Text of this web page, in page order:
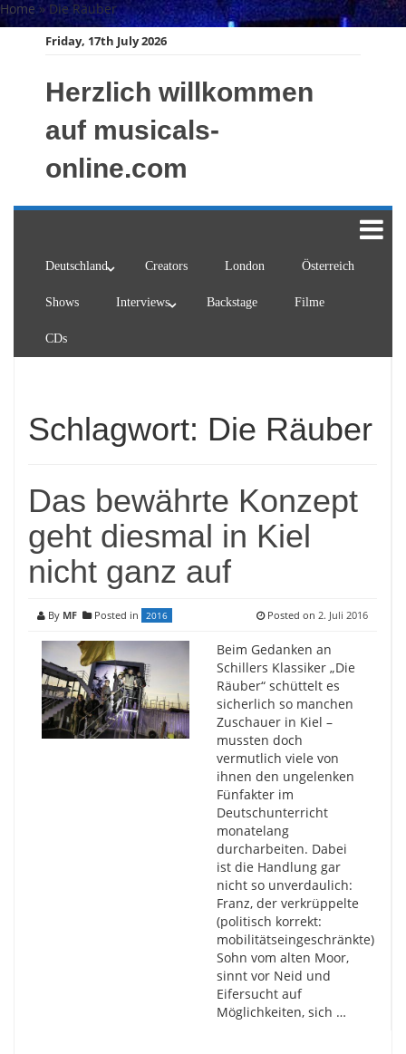
Skip
to
Home» Die Räuber
Friday, 17th July 2026
Herzlich willkommen
auf musicals-
online.com
Deutschland Creators London Österreich
Shows Interviews Backstage Filme
CDs
Schlagwort: Die Räuber
Das bewährte Konzept
geht diesmal in Kiel
nicht ganz auf
By MF Posted in 2016 Posted on 2. Juli 2016
Beim Gedanken an
Schillers Klassiker „Die
Räuber“ schüttelt es
sicherlich so manchen
Zuschauer in Kiel –
mussten doch
vermutlich viele von
ihnen den ungelenken
Fünfakter im
Deutschunterricht
monatelang
durcharbeiten. Dabei
ist die Handlung gar
nicht so unverdaulich:
Franz, der verkrüppelte
(politisch korrekt:
mobilitätseingeschränkte)
Sohn vom alten Moor,
sinnt vor Neid und
Eifersucht auf
Möglichkeiten, sich …